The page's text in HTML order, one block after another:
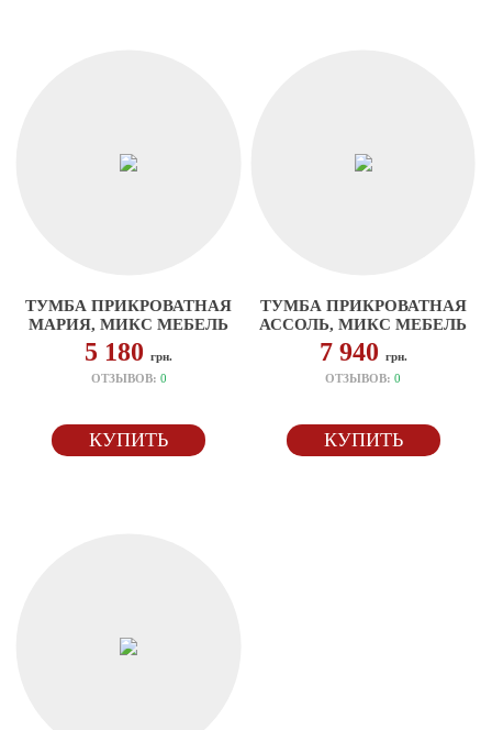
ТУМБА ПРИКРОВАТНАЯ
МАРИЯ, МИКС МЕБЕЛЬ
5 180грн.
ОТЗЫВОВ: 0
КУПИТЬ
ТУМБА ПРИКРОВАТНАЯ
АССОЛЬ, МИКС МЕБЕЛЬ
7 940 грн.
ОТЗЫВОВ:0
КУПИТЬ